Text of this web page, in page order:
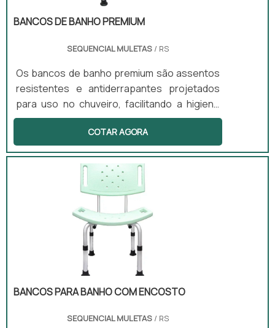
BANCOS DE BANHO PREMIUM
SEQUENCIAL MULETAS/ RS
Os bancos de banho premium são assentos
resistentes e antiderrapantes projetados
para uso no chuveiro, facilitando a higiene
pessoal com segurança. Esse produto é
ideal para pessoas com mobilidade limitada
ou em recuperação, pois reduz o risco de
quedas no banheiro. Disponíveis em versões
com ou sem encosto e com regulagem de
altura, esses bancos atendem a diferentes
necessidades dos usuários.
COTAR AGORA
BANCOS PARA BANHO COM ENCOSTO
SEQUENCIAL MULETAS/ RS